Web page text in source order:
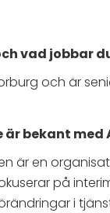
vad jobbar
och är
är bekant
är en
på
i